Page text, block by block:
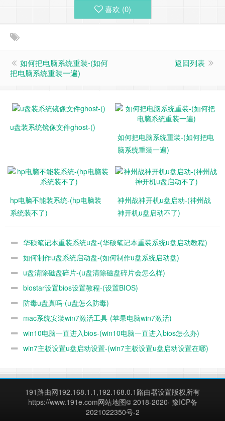
方有“立即下载工具”按钮，点击之后就会下载一个软件，直接
点击下载工具
打开软件之后先不操作，我们将U盘插入电脑，无论U盘中是
否有文件，直接格式化。然后回到软件，选择“为另一台电脑
本。再次点击下一步，然后选择“U盘”，之后就一路点击下一
步或接受就可以了。
喜欢 (0)
如何把电脑系统重装-(如何
把电脑系统重装一遍)
返回列表
u盘装系统镜像文件ghost-()
如何把电脑系统重装-(如何把电
脑系统重装一遍)
hp电脑不能装系统-(hp电脑装
系统装不了)
神州战神开机u盘启动-(神州战
神开机u盘启动不了)
华硕笔记本重装系统u盘-(华硕笔记本重装系统u盘启动教程)
如何制作u盘系统启动盘-(如何制作u盘系统启动盘)
u盘清除磁盘碎片-(u盘清除磁盘碎片会怎么样)
biostar设置bios设置教程-(设置BIOS)
防毒u盘真吗-(u盘怎么防毒)
mac系统安装win7激活工具-(苹果电脑win7激活)
win10电脑一直进入bios-(win10电脑一直进入bios怎么办)
win7主板设置u盘启动设置-(win7主板设置u盘启动设置在哪)
191路由网192.168.1.1,192.168.0.1路由器设置版权所有
https://www.191e.com网站地图© 2018-2020· 豫ICP备
2021022350号-2